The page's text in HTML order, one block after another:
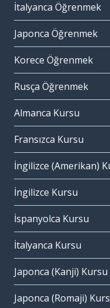
İtalyanca Öğrenmek
Japonca Öğrenmek
Korece Öğrenmek
Rusça Öğrenmek
Almanca Kursu
Fransızca Kursu
İngilizce (Amerikan)
İngilizce Kursu
İspanyolca Kursu
İtalyanca Kursu
Japonca (Kanji) Kursu
Japonca (Romaji)